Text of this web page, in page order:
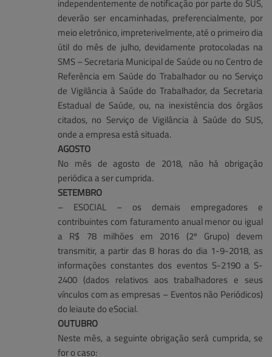
independentemente de notificação por parte do SUS,
deverão ser encaminhadas, preferencialmente, por
meio eletrônico, impreterivelmente, até o primeiro dia
útil do mês de julho, devidamente protocoladas na
SMS – Secretaria Municipal de Saúde ou no Centro de
Referência em Saúde do Trabalhador ou no Serviço
de Vigilância à Saúde do Trabalhador, da Secretaria
Estadual de Saúde, ou, na inexistência dos órgãos
citados, no Serviço de Vigilância à Saúde do SUS,
onde a empresa está situada.
AGOSTO
No mês de agosto de 2018, não há obrigação
periódica a ser cumprida.
SETEMBRO
– ESOCIAL – os demais empregadores e
contribuintes com faturamento anual menor ou igual
a R$ 78 milhões em 2016 (2º Grupo) devem
transmitir, a partir das 8 horas do dia 1-9-2018, as
informações constantes dos eventos S-2190 a S-
2400 (dados relativos aos trabalhadores e seus
vínculos com as empresas – Eventos não Periódicos)
do leiaute do eSocial.
OUTUBRO
Neste mês, a seguinte obrigação será cumprida, se
for o caso: